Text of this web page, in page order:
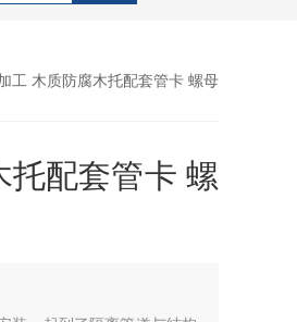
工 木质防腐木托配套管卡 螺母
托配套管卡 螺